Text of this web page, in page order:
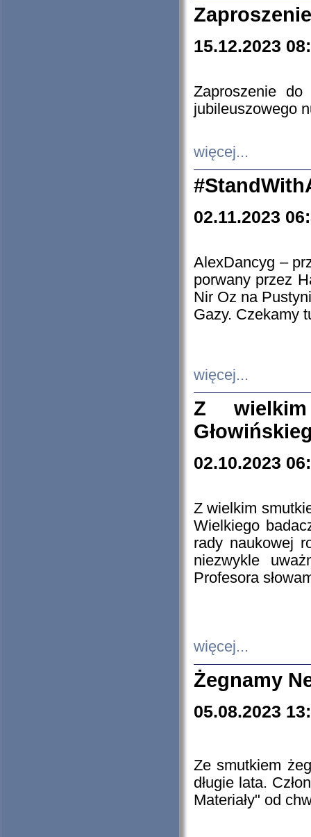
15.12.2023
Zaproszenie do
jubileuszowego
więcej...
02.11.2023
AlexDancyg –
porwany przez
Nir Oz na
Gazy. Czekamy
więcej...
Z
02.10.2023
Z wielkim
Wielkiego
rady naukowej
niezwykle
Profesora
więcej...
Żegnamy
05.08.2023
Ze smutkiem
długie lata.
Materiały" od